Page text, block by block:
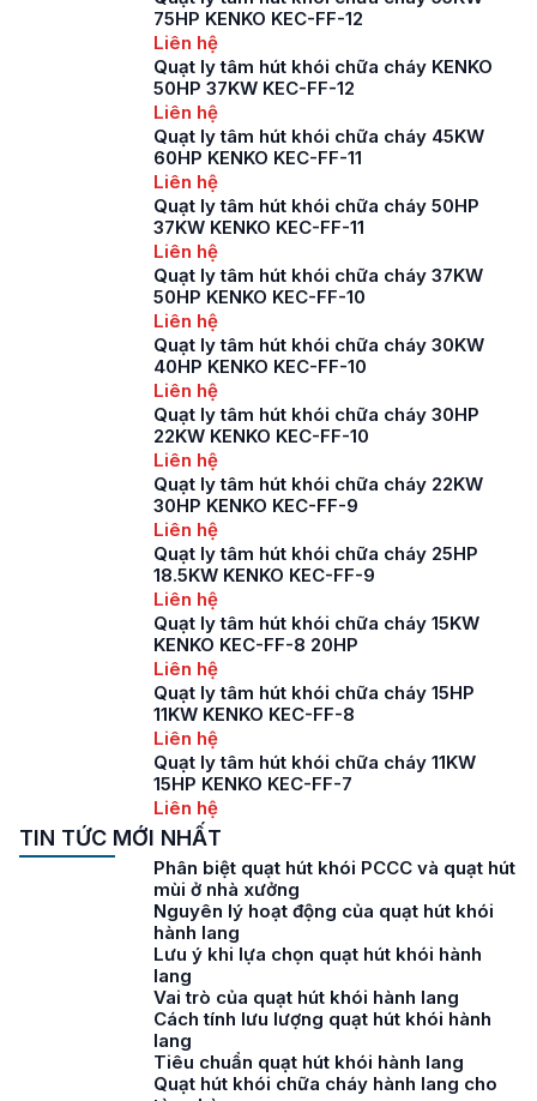
75HP KENKO KEC-FF-12
Liên hệ
Quạt ly tâm hút khói chữa cháy KENKO
50HP 37KW KEC-FF-12
Liên hệ
Quạt ly tâm hút khói chữa cháy 45KW
60HP KENKO KEC-FF-11
Liên hệ
Quạt ly tâm hút khói chữa cháy 50HP
37KW KENKO KEC-FF-11
Liên hệ
Quạt ly tâm hút khói chữa cháy 37KW
50HP KENKO KEC-FF-10
Liên hệ
Quạt ly tâm hút khói chữa cháy 30KW
40HP KENKO KEC-FF-10
Liên hệ
Quạt ly tâm hút khói chữa cháy 30HP
22KW KENKO KEC-FF-10
Liên hệ
Quạt ly tâm hút khói chữa cháy 22KW
30HP KENKO KEC-FF-9
Liên hệ
Quạt ly tâm hút khói chữa cháy 25HP
18.5KW KENKO KEC-FF-9
Liên hệ
Quạt ly tâm hút khói chữa cháy 15KW
KENKO KEC-FF-8 20HP
Liên hệ
Quạt ly tâm hút khói chữa cháy 15HP
11KW KENKO KEC-FF-8
Liên hệ
Quạt ly tâm hút khói chữa cháy 11KW
15HP KENKO KEC-FF-7
Liên hệ
TIN TỨC MỚI NHẤT
Phân biệt quạt hút khói PCCC và quạt hút
mùi ở nhà xưởng
Nguyên lý hoạt động của quạt hút khói
hành lang
Lưu ý khi lựa chọn quạt hút khói hành
lang
Vai trò của quạt hút khói hành lang
Cách tính lưu lượng quạt hút khói hành
lang
Tiêu chuẩn quạt hút khói hành lang
Quạt hút khói chữa cháy hành lang cho